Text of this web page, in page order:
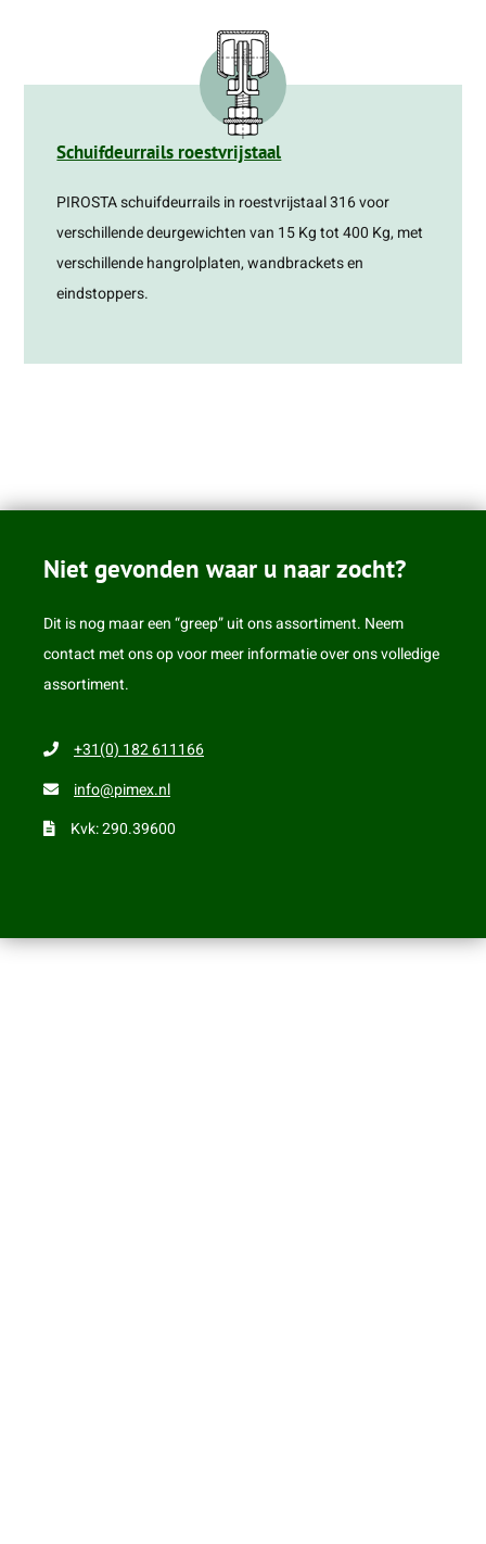
Schuifdeurrails roestvrijstaal
PIROSTA schuifdeurrails in roestvrijstaal 316 voor
verschillende deurgewichten van 15 Kg tot 400 Kg, met
verschillende hangrolplaten, wandbrackets en
eindstoppers.
Niet gevonden waar u naar zocht?
Dit is nog maar een “greep” uit ons assortiment. Neem
contact met ons op voor meer informatie over ons volledige
assortiment.
+31(0) 182 611166
info@pimex.nl
Kvk: 290.39600